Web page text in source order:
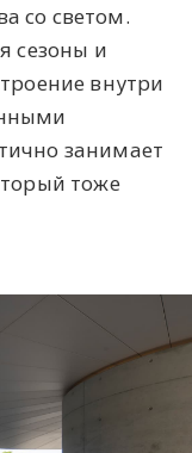
со светом.
сезоны и
внутри
занимает
тоже